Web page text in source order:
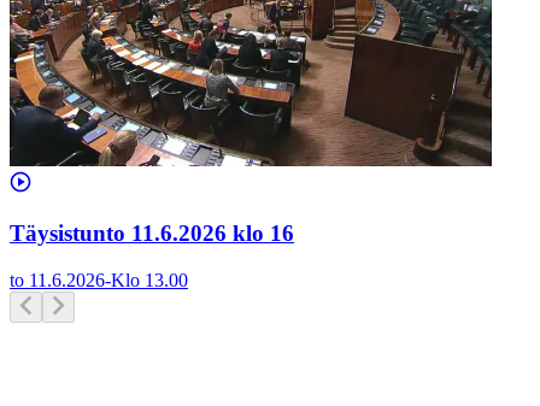
Täysistunto 11.6.2026 klo 16
to 11.6.2026-Klo 13.00